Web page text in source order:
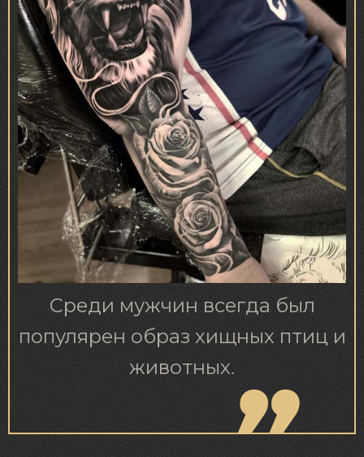
Среди мужчин всегда был
популярен образ хищных птиц и
животных.